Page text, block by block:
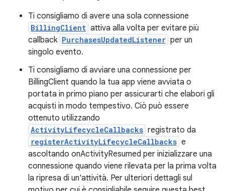
Ti consigliamo di avere una sola connessione
BillingClient attiva alla volta per evitare più
callback PurchasesUpdatedListener per un
singolo evento.
Ti consigliamo di avviare una connessione per
BillingClient quando la tua app viene avviata o
portata in primo piano per assicurarti che elabori gli
acquisti in modo tempestivo. Ciò può essere
ottenuto utilizzando
ActivityLifecycleCallbacks registrato da
registerActivityLifecycleCallbacks e
ascoltando onActivityResumed per inizializzare una
connessione quando viene rilevata per la prima volta
la ripresa di un'attività. Per ulteriori dettagli sul